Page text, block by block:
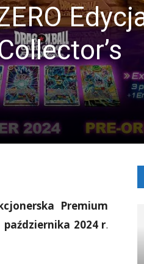
Premium
października 2024 r.